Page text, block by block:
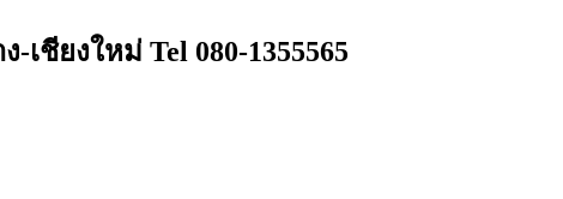
ชียงใหม่ Tel 080-1355565